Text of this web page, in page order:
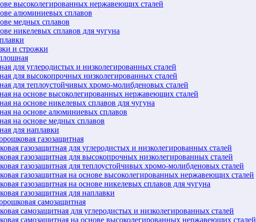
высоколегированных нержавеющих сталей
алюминиевых сплавов
медных сплавов
никелевых сплавов для чугуна
и строжки
для углеродистых и низколегированных сталей
для высокопрочных низколегированных сталей
для теплоустойчивых хромо-молибденовых сталей
на основе высоколегированных нержавеющих сталей
на основе никелевых сплавов для чугуна
на основе алюминиевых сплавов
на основе медных сплавов
для наплавки
газозащитная
газозащитная для углеродистых и низколегированных сталей
газозащитная для высокопрочных низколегированных сталей
газозащитная для теплоустойчивых хромо-молибденовых сталей
газозащитная на основе высоколегированных нержавеющих сталей
газозащитная на основе никелевых сплавов для чугуна
газозащитная для наплавки
самозащитная
самозащитная для углеродистых и низколегированных сталей
самозащитная на основе высоколегированных нержавеющих сталей